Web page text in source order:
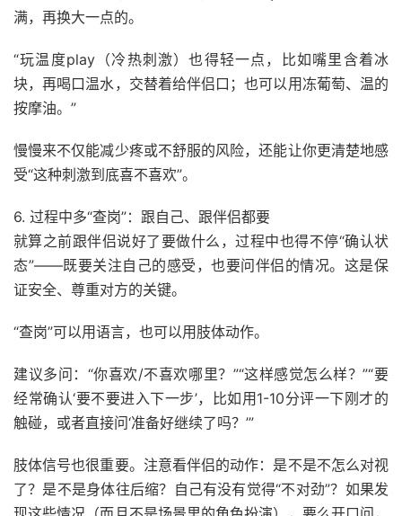
满，再换大一点的。
“玩温度play（冷热刺激）也得轻一点，比如嘴里含着冰
块，再喝口温水，交替着给伴侣口；也可以用冻葡萄、温的
按摩油。”
慢慢来不仅能减少疼或不舒服的风险，还能让你更清楚地感
受“这种刺激到底喜不喜欢”。
6. 过程中多“查岗”：跟自己、跟伴侣都要
就算之前跟伴侣说好了要做什么，过程中也得不停“确认状
态”——既要关注自己的感受，也要问伴侣的情况。这是保
证安全、尊重对方的关键。
“查岗”可以用语言，也可以用肢体动作。
建议多问：“你喜欢/不喜欢哪里？”“这样感觉怎么样？”“要
经常确认‘要不要进入下一步’，比如用1-10分评一下刚才的
触碰，或者直接问‘准备好继续了吗？’”
肢体信号也很重要。注意看伴侣的动作：是不是不怎么对视
了？是不是身体往后缩？自己有没有觉得“不对劲”？如果发